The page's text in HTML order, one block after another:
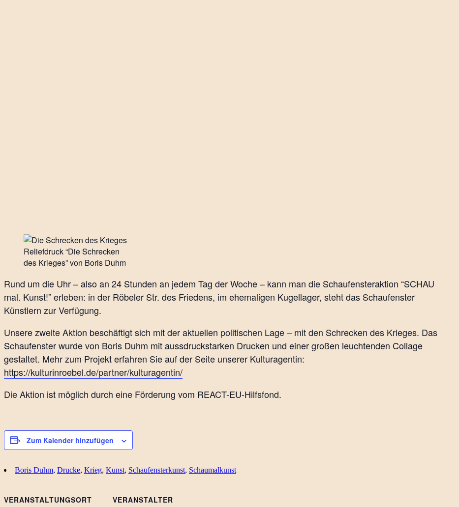
Reliefdruck “Die Schrecken
des Krieges” von Boris Duhm
Rund um die Uhr – also an 24 Stunden an jedem Tag der Woche – kann man die Schaufensteraktion “SCHAU
mal. Kunst!” erleben: in der Röbeler Str. des Friedens, im ehemaligen Kugellager, steht das Schaufenster
Künstlern zur Verfügung.
Unsere zweite Aktion beschäftigt sich mit der aktuellen politischen Lage – mit den Schrecken des Krieges. Das
Schaufenster wurde von Boris Duhm mit aussdruckstarken Drucken und einer großen leuchtenden Collage
gestaltet. Mehr zum Projekt erfahren Sie auf der Seite unserer Kulturagentin:
https://kulturinroebel.de/partner/kulturagentin/
Die Aktion ist möglich durch eine Förderung vom REACT-EU-Hilfsfond.
Zum Kalender hinzufügen
Boris Duhm, Drucke, Krieg, Kunst, Schaufensterkunst, Schaumalkunst
VERANSTALTUNGSORT
VERANSTALTER